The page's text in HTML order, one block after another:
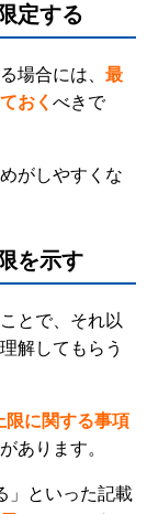
定する
場合には、 最
おく べきで
がしやすくな
を示す
とで、それ以
解してもらう
限に関する事項
あります。
」といった記載